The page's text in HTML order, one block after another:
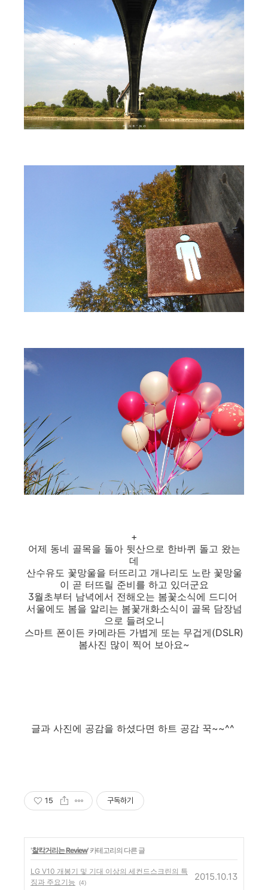
+
어제 동네 골목을 돌아 뒷산으로 한바퀴 돌고 왔는
데
산수유도 꽃망울을 터뜨리고 개나리도 노란 꽃망울
이 곧 터뜨릴 준비를 하고 있더군요
3월초부터 남녁에서 전해오는 봄꽃소식에 드디어
서울에도 봄을 알리는 봄꽃개화소식이 골목 담장넘
으로 들려오니
스마트 폰이든 카메라든 가볍게 또는 무겁게(DSLR)
봄사진 많이 찍어 보아요~
글과 사진에 공감을 하셨다면 하트 공감 꾹~~^^
15 구독하기
'찰칵거리는 Review' 카테고리의 다른 글
LG V10 개봉기 및 기대 이상의 세컨드스크린의 특
징과 주요기능
(4)
2015.10.13